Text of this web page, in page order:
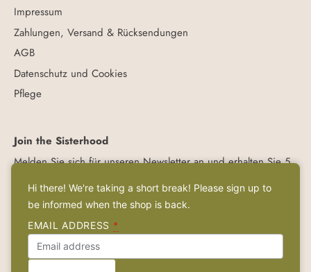
Impressum
Zahlungen, Versand & Rücksendungen
AGB
Datenschutz und Cookies
Pflege
Join the Sisterhood
Melden Sie sich für unseren Newsletter an und erhalten Sie 5
Hi there! We're taking a short break! Please sign up to
be informed when the shop is back.
EMAIL ADDRESS *